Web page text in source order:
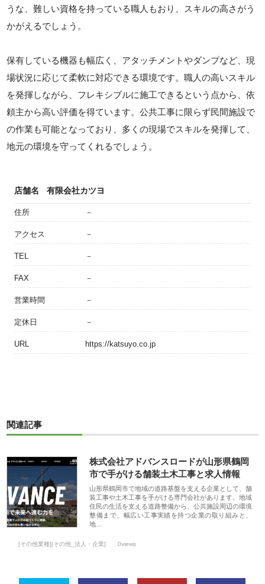
うな、難しい資格を持っている職人もおり、スキルの高さがう
かがえるでしょう。
保有している機器も幅広く、アタッチメントやダンプなど、現
場状況に応じて柔軟に対応できる環境です。職人の高いスキル
を発揮しながら、フレキシブルに施工できるという点から、依
頼主から高い評価を得ています。公共工事に限らず民間施設で
の作業も可能となっており、多くの現場でスキルを発揮して、
地元の環境を守ってくれるでしょう。
店舗名 有限会社カツヨ
住所 －
アクセス －
TEL －
FAX －
営業時間 －
定休日 －
URL https://katsuyo.co.jp
関連記事
株式会社アドバンスロードが山形県鶴岡
市で手がける舗装土木工事と求人情報
山形県鶴岡市で地域の道路基盤を支える企業として、舗
装工事や土木工事を手がける専門会社があります。地域
住民の生活を支える道路整備から、公共施設周辺の環境
整備まで、幅広い工事実績を持つ企業の取り組みと、
地…
[その他業種][その他_法人・企業] 0views